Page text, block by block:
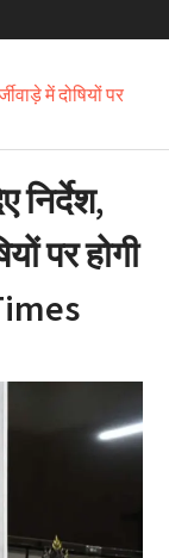
में दोषियों पर
निर्देश,
पर होगी